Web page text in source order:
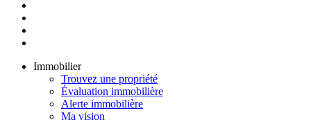
Immobilier
Trouvez une propriété
Évaluation immobilière
Alerte immobilière
Ma vision